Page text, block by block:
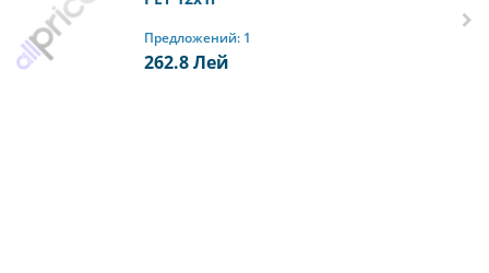
Предложений: 1
262.8Лей